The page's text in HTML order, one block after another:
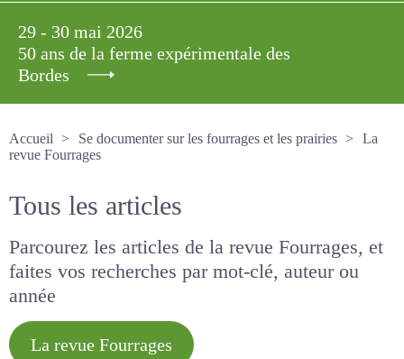
29 - 30 mai 2026
50 ans de la ferme expérimentale des
Bordes
Accueil
Se documenter sur les fourrages et les prairies
La revue Fourrages
Tous les articles
Parcourez les articles de la revue Fourrages, et
faites vos recherches par mot-clé, auteur ou
année
La revue Fourrages